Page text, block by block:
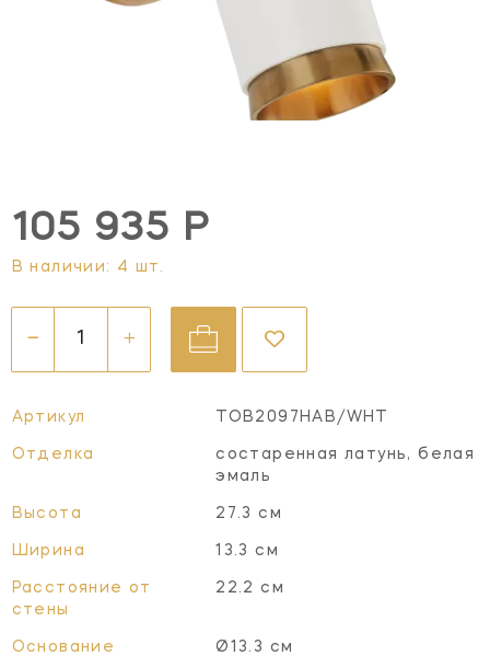
105 935 Р
В наличии: 4 шт.
Артикул TOB2097HAB/WHT
Отделка
состаренная латунь, белая
эмаль
Высота 27.3 см
Ширина 13.3 см
Расстояние от
стены
22.2 см
Основание Ø13.3 см